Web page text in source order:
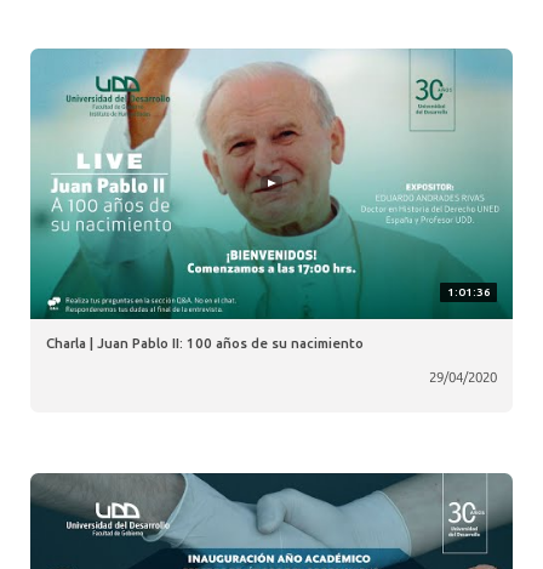
1:01:36
Charla | Juan Pablo II: 100 años de su nacimiento
29/04/2020